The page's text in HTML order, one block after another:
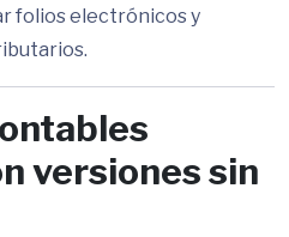
folios electrónicos y
versiones sin